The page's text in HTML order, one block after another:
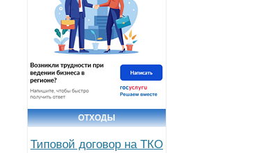
ОТХОДЫ
Типовой договор на ТКО